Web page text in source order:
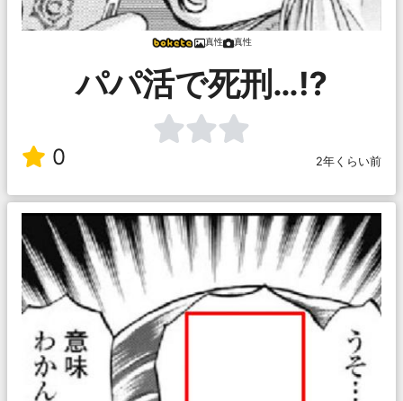
真性 真性
パパ活で死刑…⁉︎
0 2年くらい前